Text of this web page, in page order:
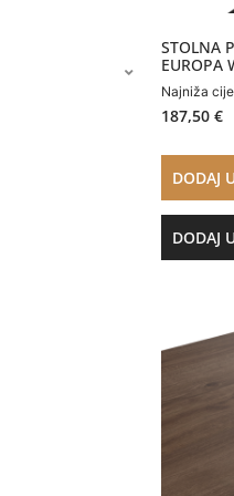
STOLNA
EUROPA
Najniža
187,50 €
DODAJ
DODAJ